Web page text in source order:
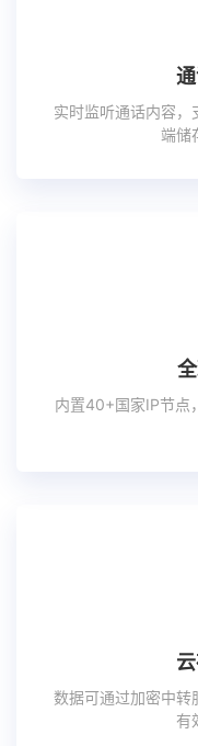
实时监听通话内容
端储
内置40+国家IP节点
数据可通过加密中转
有